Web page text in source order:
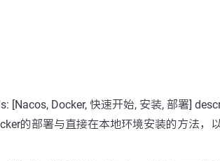
[Nacos, Docker, 快速开始, 安装, 部署]
的部署与直接在本地环境安装的方法，